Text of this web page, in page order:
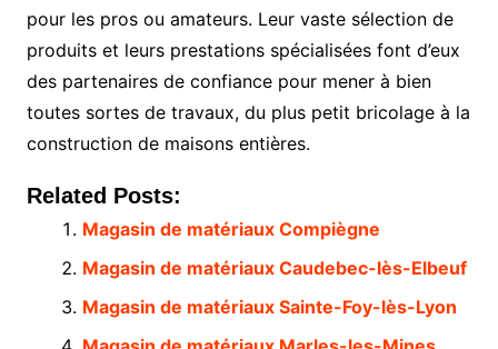
pour les pros ou amateurs. Leur vaste sélection de
produits et leurs prestations spécialisées font d’eux
des partenaires de confiance pour mener à bien
toutes sortes de travaux, du plus petit bricolage à la
construction de maisons entières.
Related Posts:
Magasin de matériaux Compiègne
Magasin de matériaux Caudebec-lès-Elbeuf
Magasin de matériaux Sainte-Foy-lès-Lyon